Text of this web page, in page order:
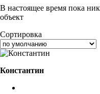
В настоящее время пока
объект
Сортировка
Константин